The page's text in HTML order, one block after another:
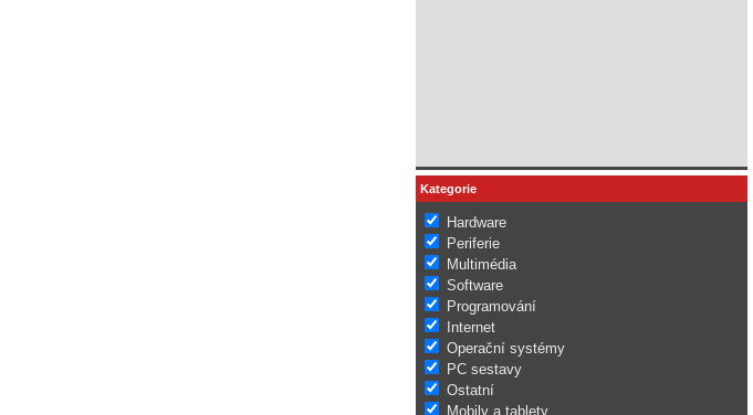
Kategorie
Hardware
Periferie
Multimédia
Software
Programování
Internet
Operační systémy
PC sestavy
Ostatní
Mobily a tablety